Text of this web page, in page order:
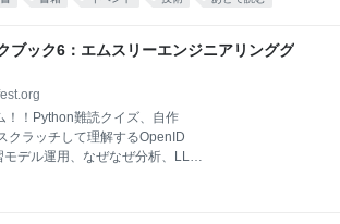
ブック6：エムスリーエンジニアリンググ
！！Python難読クイズ、自作
クラッチして理解するOpenID
デル運用、なぜなぜ分析、LLM
レクション、自作DB、ChatGPT
術といった多様な分野・技術につ